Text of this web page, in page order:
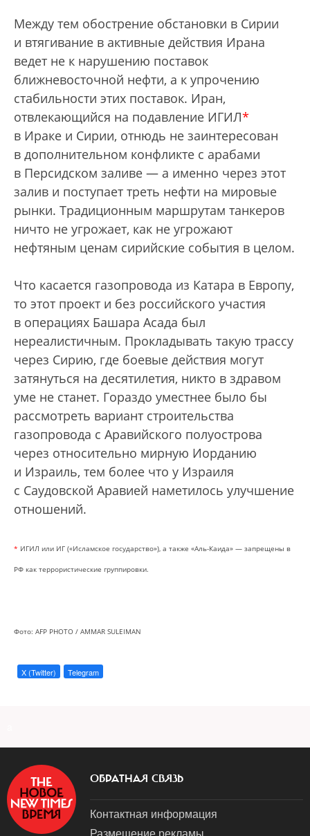
Между тем обострение обстановки в Сирии
и втягивание в активные действия Ирана
ведет не к нарушению поставок
ближневосточной нефти, а к упрочению
стабильности этих поставок. Иран,
отвлекающийся на подавление ИГИЛ*
в Ираке и Сирии, отнюдь не заинтересован
в дополнительном конфликте с арабами
в Персидском заливе — а именно через этот
залив и поступает треть нефти на мировые
рынки. Традиционным маршрутам танкеров
ничто не угрожает, как не угрожают
нефтяным ценам сирийские события в целом.
Что касается газопровода из Катара в Европу,
то этот проект и без российского участия
в операциях Башара Асада был
нереалистичным. Прокладывать такую трассу
через Сирию, где боевые действия могут
затянуться на десятилетия, никто в здравом
уме не станет. Гораздо уместнее было бы
рассмотреть вариант строительства
газопровода с Аравийского полуострова
через относительно мирную Иорданию
и Израиль, тем более что у Израиля
с Саудовской Аравией наметилось улучшение
отношений.
* ИГИЛ или ИГ («Исламское государство»), а также «Аль-Каида» — запрещены в
РФ как террористические группировки.
Фото: AFP PHOTO / AMMAR SULEIMAN
X (Twitter) Telegram
ОБРАТНАЯ СВЯЗЬ
Контактная информация